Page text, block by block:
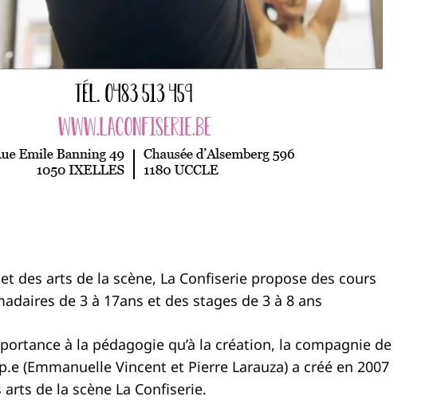
des arts de la scène, La Confiserie propose des cours
de 3 à 17ans et des stages de 3 à 8 ans
à la pédagogie qu’à la création, la compagnie de
(Emmanuelle Vincent et Pierre Larauza) a créé en 2007
arts de la scène La Confiserie.